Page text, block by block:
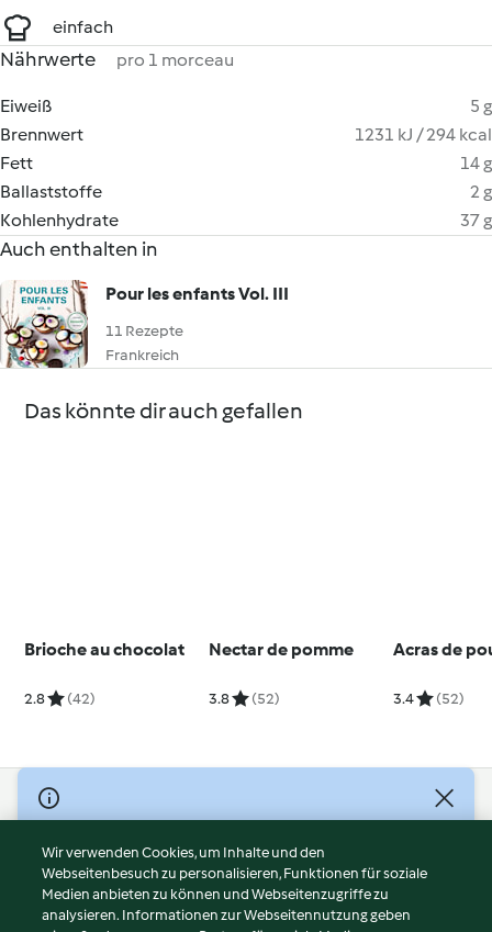
einfach
Nährwerte pro 1 morceau
Eiweiß
5 g
Brennwert
1231 kJ / 294 kcal
Fett
14 g
Ballaststoffe
2 g
Kohlenhydrate
37 g
Auch enthalten in
Pour les enfants Vol. III
11 Rezepte
Frankreich
Das könnte dir auch gefallen
Brioche au chocolat
2.8 (42)
Nectar de pomme
3.8 (52)
Acras de
3.4 (52)
© Copyright 2026
Nutzungsbedingungen
Datenschutzrichtlinien
Disclaimer
Wir verwenden Cookies, um Inhalte und den
Webseitenbesuch zu personalisieren, Funktionen für soziale
Medien anbieten zu können und Webseitenzugriffe zu
analysieren. Informationen zur Webseitennutzung geben